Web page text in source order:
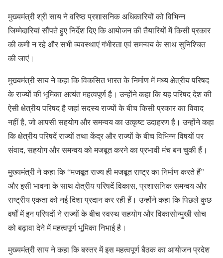
मुख्यमंत्री श्री साय ने वरिष्ठ प्रशासनिक अधिकारियों को विभिन्न
जिम्मेदारियां सौंपते हुए निर्देश दिए कि आयोजन की तैयारियों में किसी प्रकार
की कमी न रहे और सभी व्यवस्थाएं गंभीरता एवं समन्वय के साथ सुनिश्चित
की जाएं।
मुख्यमंत्री साय ने कहा कि विकसित भारत के निर्माण में मध्य क्षेत्रीय परिषद
के राज्यों की भूमिका अत्यंत महत्वपूर्ण है। उन्होंने कहा कि यह परिषद देश की
ऐसी क्षेत्रीय परिषद है जहां सदस्य राज्यों के बीच किसी प्रकार का विवाद
नहीं है, जो आपसी सहयोग और समन्वय का उत्कृष्ट उदाहरण है। उन्होंने कहा
कि क्षेत्रीय परिषदें राज्यों तथा केंद्र और राज्यों के बीच विभिन्न विषयों पर
संवाद, सहयोग और समन्वय को मजबूत करने का प्रभावी मंच बन चुकी हैं।
मुख्यमंत्री ने कहा कि “मजबूत राज्य ही मजबूत राष्ट्र का निर्माण करते हैं”
और इसी भावना के साथ क्षेत्रीय परिषदें विकास, प्रशासनिक समन्वय और
राष्ट्रीय एकता को नई दिशा प्रदान कर रही हैं। उन्होंने कहा कि पिछले कुछ
वर्षों में इन परिषदों ने राज्यों के बीच स्वस्थ सहयोग और विकासोन्मुखी सोच
को बढ़ावा देने में महत्वपूर्ण भूमिका निभाई है।
मुख्यमंत्री साय ने कहा कि बस्तर में इस महत्वपूर्ण बैठक का आयोजन प्रदेश